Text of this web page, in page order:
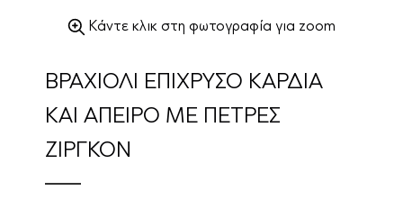
Κάντε κλικ στη φωτογραφία για zoom
ΒΡΑΧΙΟΛΙ ΕΠΙΧΡΥΣΟ ΚΑΡΔΙΑ
ΚΑΙ ΑΠΕΙΡΟ ΜΕ ΠΕΤΡΕΣ
ΖΙΡΓΚΟΝ